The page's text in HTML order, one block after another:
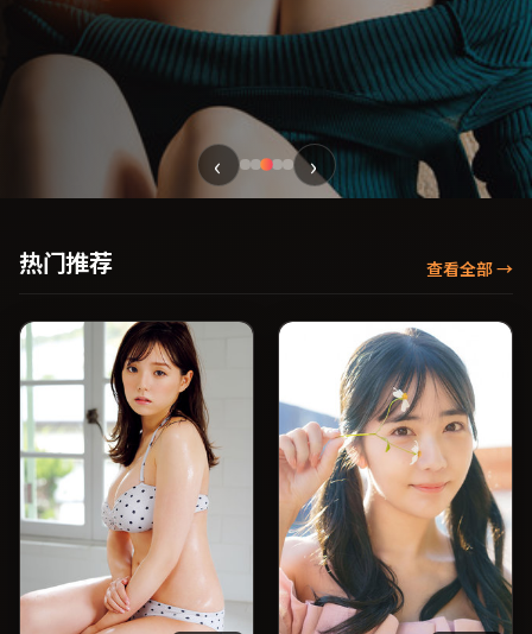
‹ ›
热门推荐 查看全部→